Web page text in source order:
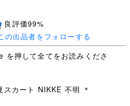
良評価99%
の出品者をフォローする
押して全てをお読みくださ
カート NIKKE 不明 ＊